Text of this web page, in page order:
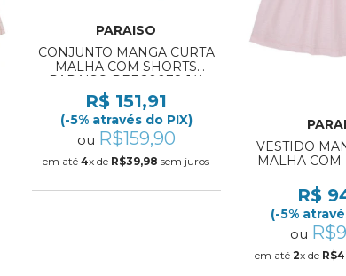
PARAISO
CONJUNTO MANGA CURTA
MALHA COM SHORTS
PARAISO REF:20078 1/4
R$ 151,91
(-5% através do PIX)
ou R$159,90
em até4x de R$39,98 sem juros
VESTIDO
MALHA
PARAISO
R$
(-5%
ou
em até 2x de